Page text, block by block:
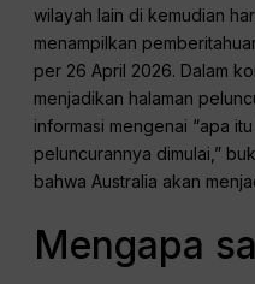
wilayah lain di kemudian
menampilkan
per 26 April 2026. Dalam
menjadikan halaman
informasi mengenai “apa
peluncurannya dimulai,”
bahwa Australia akan
Mengapa